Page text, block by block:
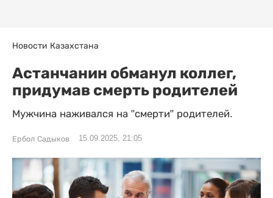
Новости Казахстана
Астанчанин обманул коллег,
придумав смерть родителей
Мужчина наживался на "смерти" родителей.
Ербол Садыков 15.09.2025, 21:05